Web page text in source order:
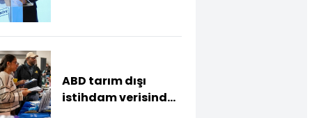
ABD tarım dışı
istihdam verisinde